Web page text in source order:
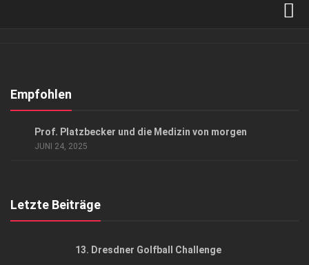
Kontakt, Impressum
Empfohlen
Prof. Platzbecker und die Medizin von morgen
JUNI 24, 2025
Letzte Beiträge
13. Dresdner Golfball Challenge